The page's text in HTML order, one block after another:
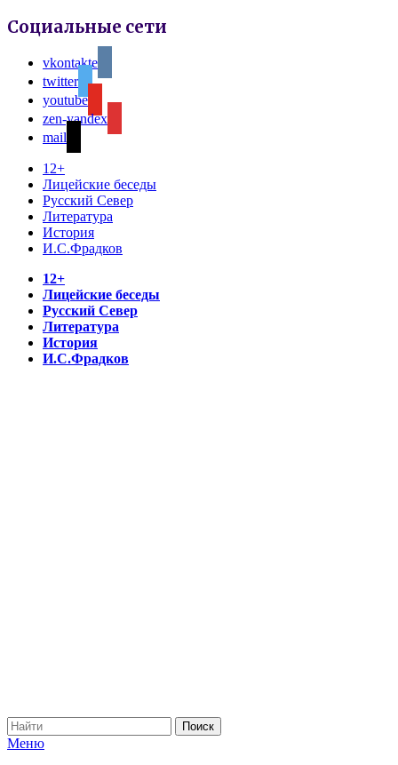
Социальные сети
vkontakte
twitter
youtube
zen-yandex
mail
12+
Лицейские беседы
Русский Север
Литература
История
И.С.Фрадков
12+
Лицейские беседы
Русский Север
Литература
История
И.С.Фрадков
Меню